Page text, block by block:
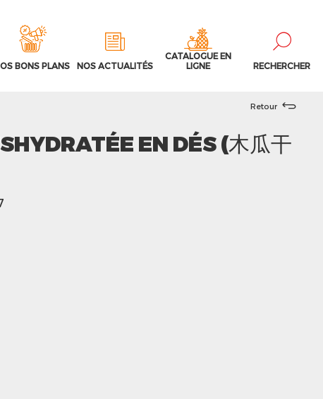
BONS PLANS NOS ACTUALITÉS
CATALOGUE EN
LIGNE
RECHERCHER
Retour
EN DÉS (木瓜干